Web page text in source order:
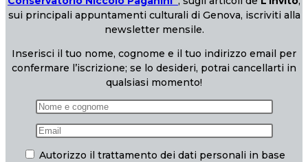
sui principali appuntamenti culturali di Genova, iscriviti alla
newsletter mensile.
Inserisci il tuo nome, cognome e il tuo indirizzo email per
confermare l’iscrizione; se lo desideri, potrai cancellarti in
qualsiasi momento!
Autorizzo il trattamento dei dati personali in base